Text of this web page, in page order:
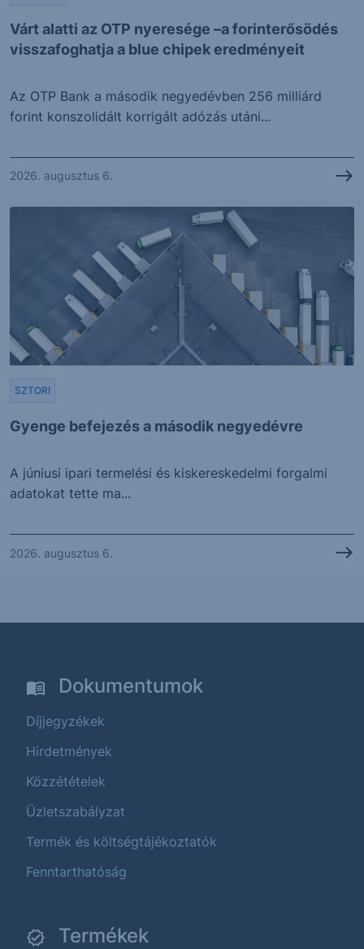
Várt alatti az OTP nyeresége –a forinterősödés
visszafoghatja a blue chipek eredményeit
Az OTP Bank a második negyedévben 256 milliárd
forint konszolidált korrigált adózás utáni...
2026. augusztus 6.
Gyenge befejezés a második negyedévre
SZTORI
A júniusi ipari termelési és kiskereskedelmi forgalmi
adatokat tette ma...
2026. augusztus 6.
Dokumentumok
Díjjegyzékek
Hirdetmények
Közzétételek
Üzletszabályzat
Termék és költségtájékoztatók
Fenntarthatóság
Termékek